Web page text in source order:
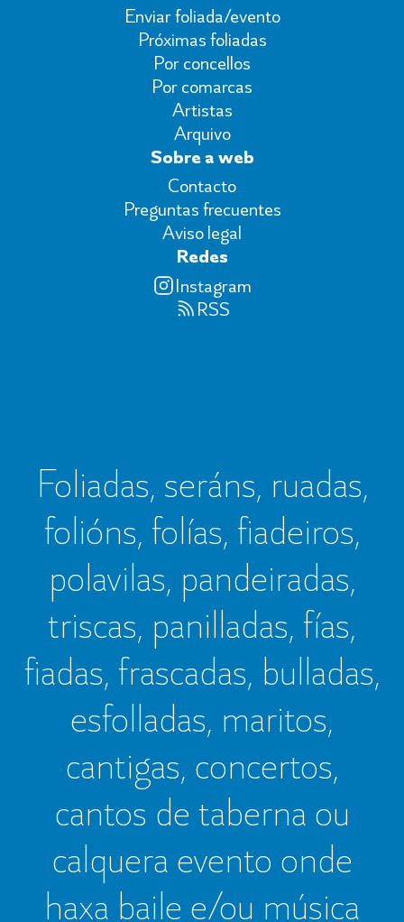
Enviar foliada/evento
Próximas foliadas
Por concellos
Por comarcas
Artistas
Arquivo
Sobre a web
Contacto
Preguntas frecuentes
Aviso legal
Redes
Instagram
RSS
Foliadas, seráns, ruadas,
folións, folías, fiadeiros,
polavilas, pandeiradas,
triscas, panilladas, fías,
fiadas, frascadas, bulladas,
esfolladas, maritos,
cantigas, concertos,
cantos de taberna ou
calquera evento onde
haxa baile e/ou música